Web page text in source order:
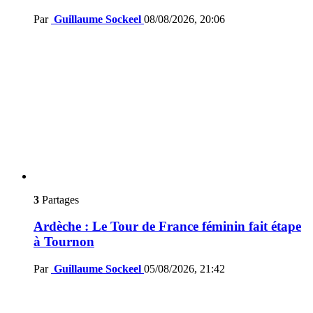
Par Guillaume Sockeel 08/08/2026, 20:06
3 Partages
Ardèche : Le Tour de France féminin fait étape
à Tournon
Par Guillaume Sockeel 05/08/2026, 21:42